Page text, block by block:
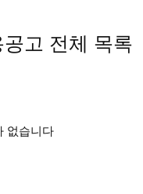
고 전체 목록
없습니다